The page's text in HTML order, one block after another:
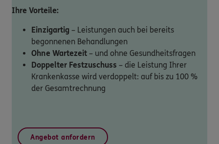
Ihre Vorteile:
Einzigartig – Leistungen auch bei bereits
begonnenen Behandlungen
Ohne Wartezeit – und ohne Gesundheitsfragen
Doppelter Festzuschuss – die Leistung Ihrer
Krankenkasse wird verdoppelt: auf bis zu 100 %
der Gesamtrechnung
Angebot anfordern